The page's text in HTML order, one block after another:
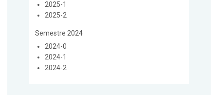
2025-1
2025-2
Semestre 2024
2024-0
2024-1
2024-2